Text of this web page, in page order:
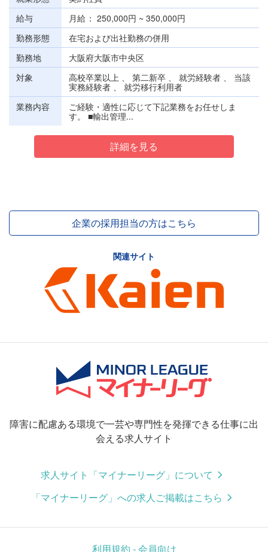
給与
月給
250,000円 ~ 350,000円
勤務形態
在宅および出社勤務の併用
勤務地
大阪府大阪市中央区
対象
高校卒業以上 、 第二新卒 、 就労経験者 、 当該
実務経験者 、 就労移行利用者
業務内容
ご経験・適性に応じて下記業務をお任せしま
す。 ■輸出管理...
詳細を見る
企業の採用担当の方はこちら
関連サイト
障害に配慮ある環境で一芸や専門性を発揮できる仕事に出
会える求人サイト
求人サイト「マイナーリーグ」について
「マイナーリーグ」への求人ご掲載はこちら
利用規約 - 会員向け